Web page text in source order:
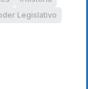
Legislativo